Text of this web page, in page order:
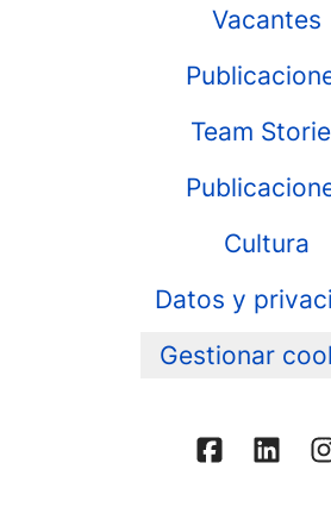
Vacantes
Team
Cultura
Datos y
Gestionar